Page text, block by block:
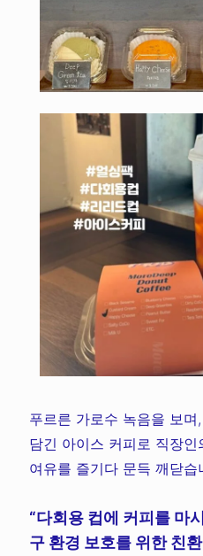
푸르른 가로수 녹음을 보
담긴 아이스 커피로 직장
여유를 즐기다 문득 깨닫습
“다회용 컵에 커피를 마
구 환경 보호를 위한 친